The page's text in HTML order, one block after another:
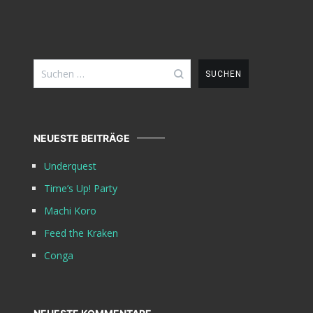
Suchen
nach:
NEUESTE BEITRÄGE
Underquest
Time’s Up! Party
Machi Koro
Feed the Kraken
Conga